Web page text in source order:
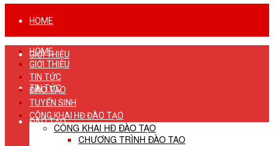
HOME
GIỚI THIỆU
TIN TỨC
ĐÀO TẠO
HOME
GIỚI THIỆU
TIN TỨC
ĐÀO TẠO
TUYỂN SINH
CÔNG KHAI HĐ ĐÀO TẠO
CÔNG KHAI HĐ ĐÀO TẠO
CHƯƠNG TRÌNH ĐÀO TẠO